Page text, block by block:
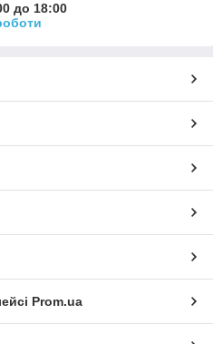
до 18:00
Prom.ua